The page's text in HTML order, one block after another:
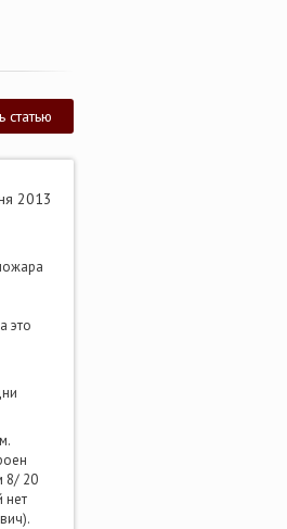
статью
2013
это
8/ 20
нет